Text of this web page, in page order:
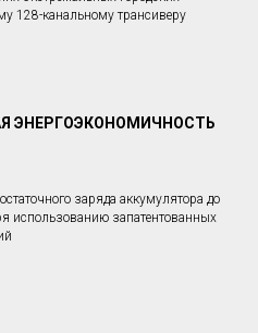
128-канальному трансиверу
ЭНЕРГОЭКОНОМИЧНОСТЬ
заряда аккумулятора до
использованию запатентованных